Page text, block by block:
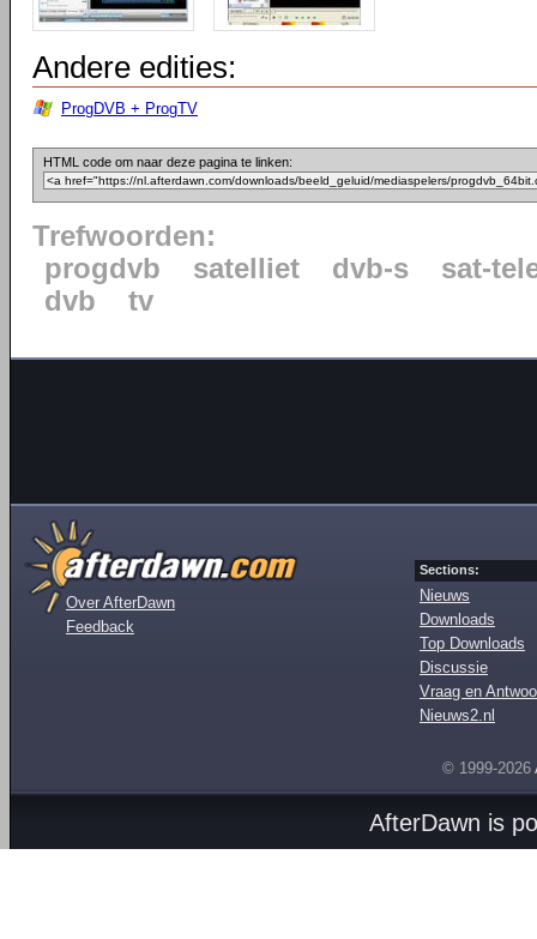
Andere edities:
ProgDVB + ProgTV
HTML code om naar deze pagina te linken:
Trefwoorden:
progdvb
satelliet dvb-s
sat-
dvb
tv
Over AfterDawn
Feedback
Sections:
Nieuws
Downloads
Top Downloads
Discussie
Vraag en
Nieuws2.nl
© 1999-2026
AfterDawn is